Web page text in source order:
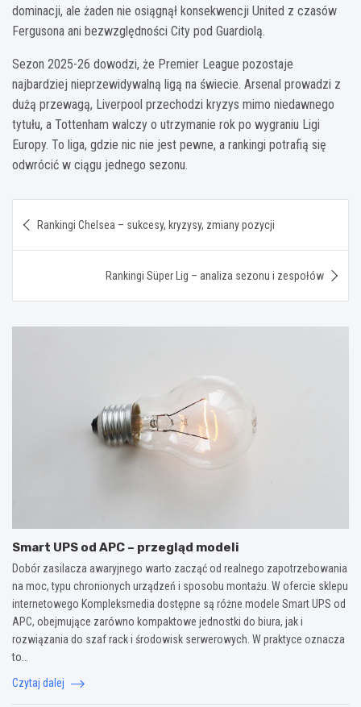
dominacji, ale żaden nie osiągnął konsekwencji United z czasów
Fergusona ani bezwzględności City pod Guardiolą.
Sezon 2025-26 dowodzi, że Premier League pozostaje
najbardziej nieprzewidywalną ligą na świecie. Arsenal prowadzi z
dużą przewagą, Liverpool przechodzi kryzys mimo niedawnego
tytułu, a Tottenham walczy o utrzymanie rok po wygraniu Ligi
Europy. To liga, gdzie nic nie jest pewne, a rankingi potrafią się
odwrócić w ciągu jednego sezonu.
wpisu
Rankingi Chelsea – sukcesy, kryzysy, zmiany pozycji
Rankingi Süper Lig – analiza sezonu i zespołów
Smart UPS od APC – przegląd modeli
Dobór zasilacza awaryjnego warto zacząć od realnego zapotrzebowania
na moc, typu chronionych urządzeń i sposobu montażu. W ofercie sklepu
internetowego Kompleksmedia dostępne są różne modele Smart UPS od
APC, obejmujące zarówno kompaktowe jednostki do biura, jak i
rozwiązania do szaf rack i środowisk serwerowych. W praktyce oznacza
to…
Czytaj dalej